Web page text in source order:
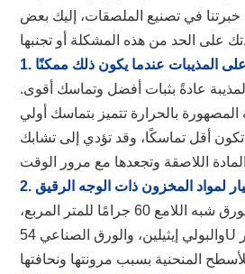
خبرتنا في تصنيع الملصقات، إليك بعض
المذيبة عادةً بثبات أفضل وتماسك أقوى.
المصهورة بالحرارة تتميز بتماسك أولي
تكون أقل تماسكًا، وقد تؤدي إلى تشابك
تُستخدم مواد مثل الورق شبه اللامع 60 جرامًا للمتر المربع،
والبولي إيثيلين، والورق الصناعي 54U بشكل شائع وهي أكثر